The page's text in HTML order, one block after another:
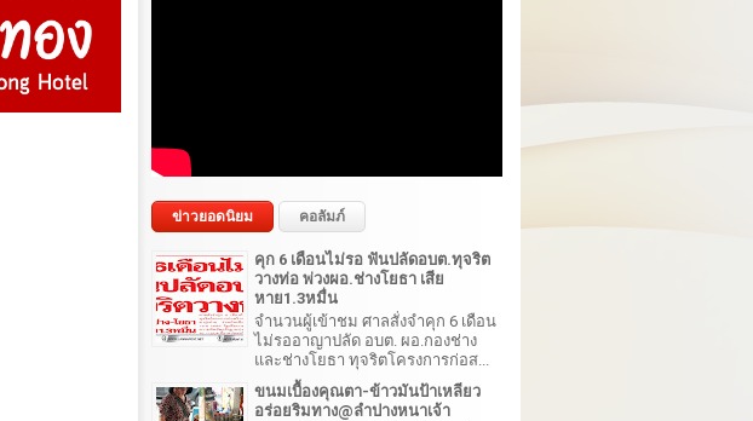
ข่าวยอดนิยม คอลัมภ์
คุก 6 เดือนไม่รอ ฟันปลัดอบต.ทุจริต
วางท่อ พ่วงผอ.ช่างโยธา เสีย
หาย1.3หมื่น
จำนวนผู้เข้าชม ศาลสั่งจำคุก 6 เดือน
ไม่รออาญาปลัด อบต. ผอ.กองช่าง
และช่างโยธา ทุจริตโครงการก่อส...
ขนมเบื้องคุณตา-ข้าวมันป้าเหลียว
อร่อยริมทาง@ลำปางหนาเจ้า